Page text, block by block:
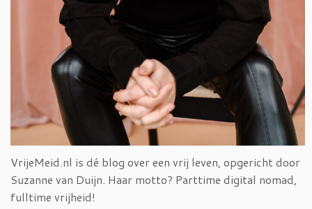
VrijeMeid.nl is dé blog over een vrij leven, opgericht door
Suzanne van Duijn. Haar motto? Parttime digital nomad,
fulltime vrijheid!